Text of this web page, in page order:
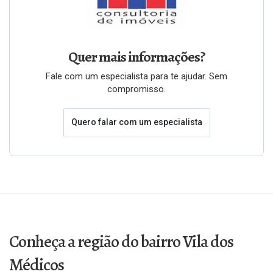
Quer mais informações?
Fale com um especialista para te ajudar. Sem
compromisso.
Quero falar com um especialista
Conheça a região do bairro Vila dos
Médicos